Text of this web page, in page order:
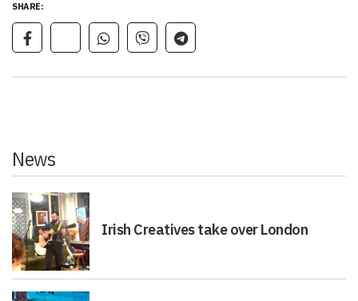
SHARE:
News
Irish Creatives take over London